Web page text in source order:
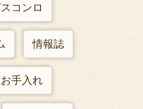
コンロ
情報誌
お手入れ